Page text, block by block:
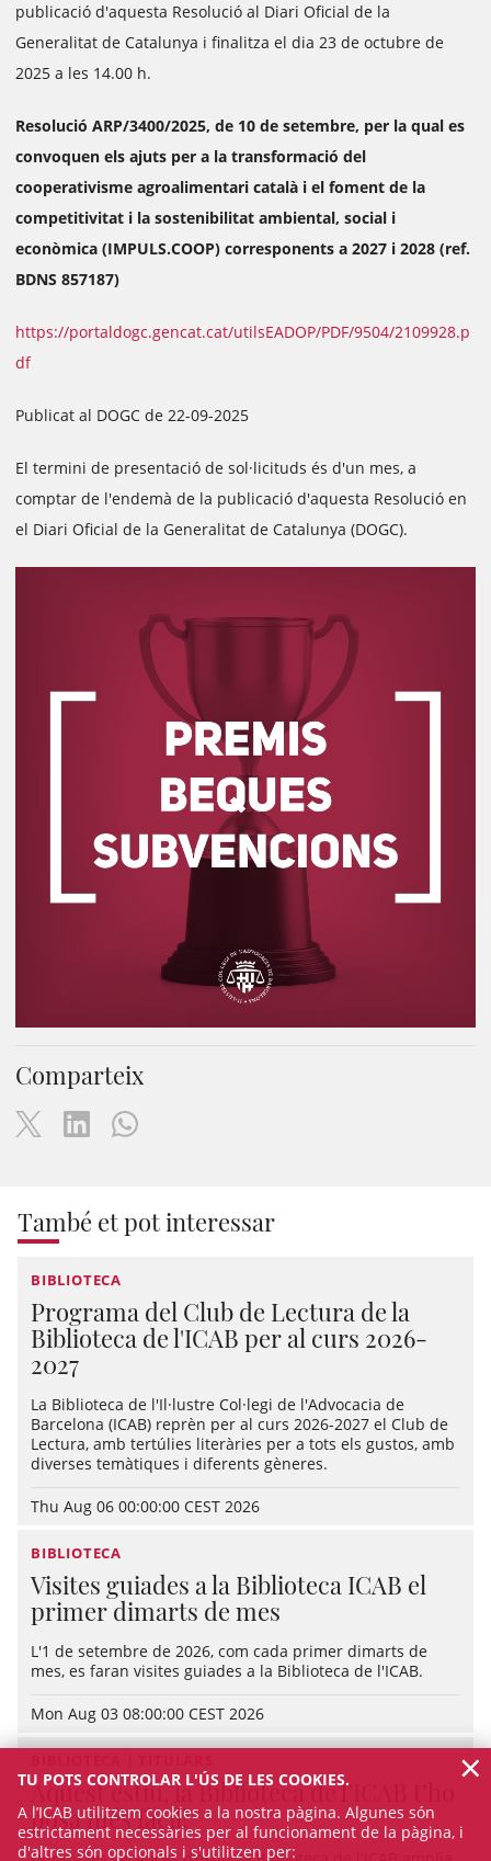
publicació d'aquesta Resolució al Diari Oficial de la
Generalitat de Catalunya i finalitza el dia 23 de octubre de
2025 a les 14.00 h.
Resolució ARP/3400/2025, de 10 de setembre, per la qual es
convoquen els ajuts per a la transformació del
cooperativisme agroalimentari català i el foment de la
competitivitat i la sostenibilitat ambiental, social i
econòmica (IMPULS.COOP) corresponents a 2027 i 2028 (ref.
BDNS 857187)
https://portaldogc.gencat.cat/utilsEADOP/PDF/9504/2109928.p
df
Publicat al DOGC de 22-09-2025
El termini de presentació de sol·licituds és d'un mes, a
comptar de l'endemà de la publicació d'aquesta Resolució en
el Diari Oficial de la Generalitat de Catalunya (DOGC).
Comparteix
També et pot interessar
BIBLIOTECA
Programa del Club de Lectura de la
Biblioteca de l'ICAB per al curs 2026-
2027
La Biblioteca de l'Il·lustre Col·legi de l'Advocacia de
Barcelona (ICAB) reprèn per al curs 2026-2027 el Club de
Lectura, amb tertúlies literàries per a tots els gustos, amb
diverses temàtiques i diferents gèneres.
Thu Aug 06 00:00:00 CEST 2026
BIBLIOTECA
Visites guiades a la Biblioteca ICAB el
primer dimarts de mes
L'1 de setembre de 2026, com cada primer dimarts de
mes, es faran visites guiades a la Biblioteca de l'ICAB.
Mon Aug 03 08:00:00 CEST 2026
Aquest estiu, la Biblioteca de l’ICAB t’ho
posa més fàcil!
TU POTS CONTROLAR L'ÚS DE LES COOKIES.
A l’ICAB utilitzem cookies a la nostra pàgina. Algunes són
estrictament necessàries per al funcionament de la pàgina, i
d'altres són opcionals i s'utilitzen per:
×